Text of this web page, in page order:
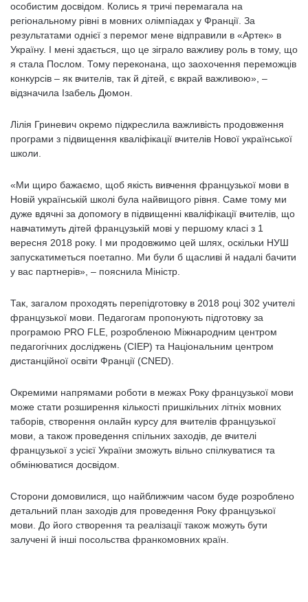
особистим досвідом. Колись я тричі перемагала на
регіональному рівні в мовних олімпіадах у Франції. За
результатами однієї з перемог мене відправили в «Артек» в
Україну. І мені здається, що це зіграло важливу роль в тому, що
я стала Послом. Тому переконана, що заохочення переможців
конкурсів – як вчителів, так й дітей, є вкрай важливою», –
відзначила Ізабель Дюмон.
Лілія Гриневич окремо підкреслила важливість продовження
програми з підвищення кваліфікації вчителів Нової української
школи.
«Ми щиро бажаємо, щоб якість вивчення французької мови в
Новій українській школі була найвищого рівня. Саме тому ми
дуже вдячні за допомогу в підвищенні кваліфікації вчителів, що
навчатимуть дітей французькій мові у першому класі з 1
вересня 2018 року. І ми продовжимо цей шлях, оскільки НУШ
запускатиметься поетапно. Ми були б щасливі й надалі бачити
у вас партнерів», – пояснила Міністр.
Так, загалом проходять перепідготовку в 2018 році 302 учителі
французької мови. Педагогам пропонують підготовку за
програмою PRO FLE, розробленою Міжнародним центром
педагогічних досліджень (CIEP) та Національним центром
дистанційної освіти Франції (CNED).
Окремими напрямами роботи в межах Року французької мови
може стати розширення кількості пришкільних літніх мовних
таборів, створення онлайн курсу для вчителів французької
мови, а також проведення спільних заходів, де вчителі
французької з усієї України зможуть вільно спілкуватися та
обмінюватися досвідом.
Сторони домовилися, що найближчим часом буде розроблено
детальний план заходів для проведення Року французької
мови. До його створення та реалізації також можуть бути
залучені й інші посольства франкомовних країн.